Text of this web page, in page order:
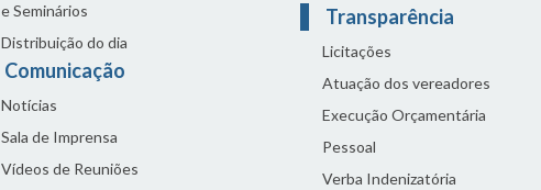
e Seminários
Distribuição do dia
Comunicação
Notícias
Sala de Imprensa
Vídeos de Reuniões
Transparência
Licitações
Atuação dos vereadores
Execução Orçamentária
Pessoal
Verba Indenizatória